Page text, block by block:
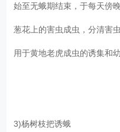
始至无蛾期结束，于每天傍
葱花上的害虫成虫，分清害
用于黄地老虎成虫的诱集和
3)杨树枝把诱蛾